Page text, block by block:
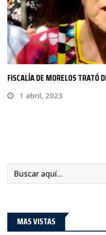
FISCALÍA DE MORELOS TRATÓ
1 abril, 2023
MAS VISTAS